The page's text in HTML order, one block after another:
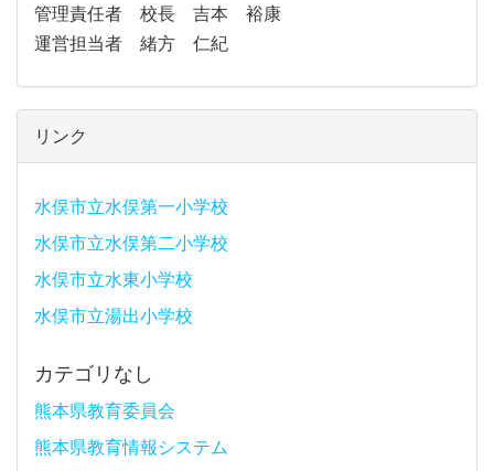
管理責任者 校長 吉本 裕康
運営担当者 緒方 仁紀
リンク
水俣市立水俣第一小学校
水俣市立水俣第二小学校
水俣市立水東小学校
水俣市立湯出小学校
カテゴリなし
熊本県教育委員会
熊本県教育情報システム